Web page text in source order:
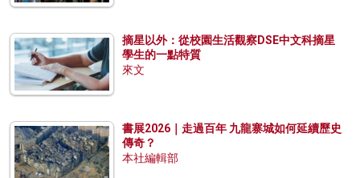
摘星以外：從校園生活觀察DSE中文科摘星
學生的一點特質
來文
書展2026｜走過百年 九龍寨城如何延續歷史
傳奇？
本社編輯部